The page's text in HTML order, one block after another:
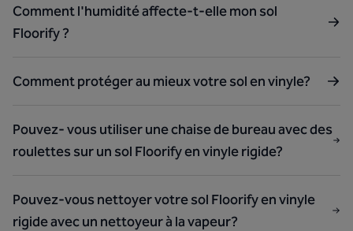
Comment l'humidité affecte-t-elle mon sol
Floorify ?
Comment protéger au mieux votre sol en vinyle?
Pouvez- vous utiliser une chaise de bureau avec des
roulettes sur un sol Floorify en vinyle rigide?
Pouvez-vous nettoyer votre sol Floorify en vinyle
rigide avec un nettoyeur à la vapeur?